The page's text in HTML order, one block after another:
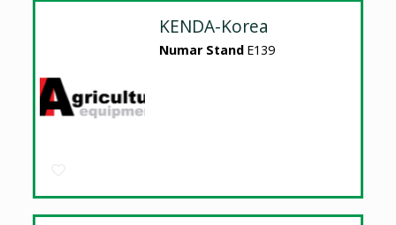
KENDA-Korea
Numar Stand E139